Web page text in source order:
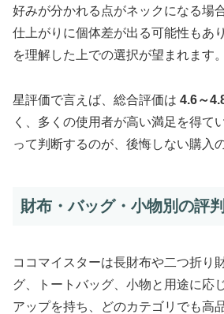
好みが分かれる点がネックになる場
仕上がりに個体差が出る可能性もあ
を理解した上での選択が望まれます。
星評価で言えば、総合評価は 4.6～
く、多くの使用者が高い満足を得て
って判断するのが、後悔しない購入
財布・バッグ・小物別の評判
ココマイスターは長財布や二つ折り
グ、トートバッグ、小物と用途に応
アップを持ち、どのカテゴリでも高